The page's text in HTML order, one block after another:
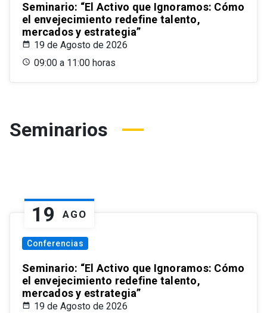
Seminario: “El Activo que Ignoramos: Cómo
el envejecimiento redefine talento,
mercados y estrategia”
19 de Agosto de 2026
09:00 a 11:00 horas
Seminarios
19 AGO
Conferencias
Seminario: “El Activo que Ignoramos: Cómo
el envejecimiento redefine talento,
mercados y estrategia”
19 de Agosto de 2026